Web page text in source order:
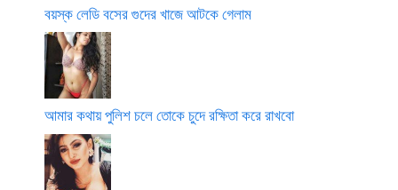
বয়স্ক লেডি বসের গুদের খাজে আটকে গেলাম
আমার কথায় পুলিশ চলে তোকে চুদে রক্ষিতা করে রাখবো